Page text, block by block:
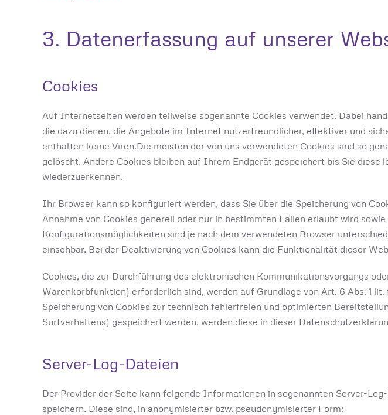
3. Datenerfassung auf unserer
Cookies
Auf Internetseiten werden teilweise sogenannte Cookies verwendet. Dabei
die dazu dienen, die Angebote im Internet nutzerfreundlicher, effektiver und
enthalten keine Viren.Die meisten der von uns verwendeten Cookies sind so
gelöscht. Andere Cookies bleiben auf Ihrem Endgerät gespeichert bis Sie
wiederzuerkennen.
Ihr Browser kann so konfiguriert werden, dass Sie über die Speicherung von
Annahme von Cookies generell oder nur in bestimmten Fällen erlaubt wird
Konfigurationsmöglichkeiten sind je nach dem verwendeten Browser
einsehbar. Bei der Deaktivierung von Cookies kann die Funktionalität dieser
Cookies, die zur Durchführung des elektronischen Kommunikationsvorgangs
Warenkorbfunktion) erforderlich sind, werden auf Grundlage von Art. 6 Abs. 1
Speicherung von Cookies zur technisch fehlerfreien und optimierten
Surfverhaltens) gespeichert werden, werden diese in dieser
Server-Log-Dateien
Der Provider der Seite kann folgende Informationen in sogenannten Server-
speichern. Diese sind, in anonymisierter bzw. pseudonymisierter Form: